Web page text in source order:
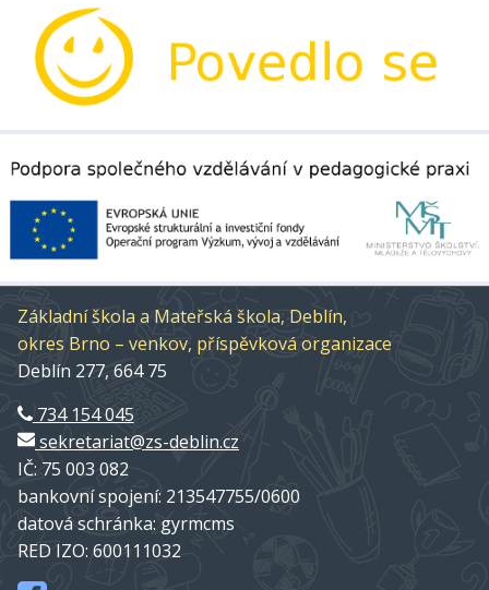
Základní škola a Mateřská škola, Deblín,
okres Brno – venkov, příspěvková organizace
Deblín 277, 664 75
734 154 045
sekretariat@zs-deblin.cz
IČ: 75 003 082
bankovní spojení: 213547755/0600
datová schránka: gyrmcms
RED IZO: 600111032